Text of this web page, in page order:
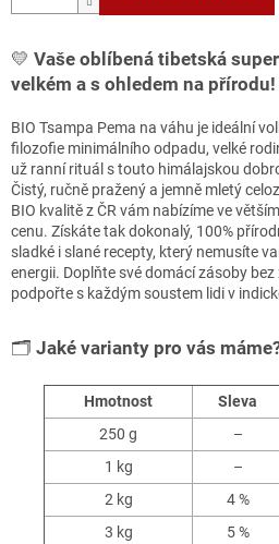
💛 Vaše oblíbená tibetská
velkém a s ohledem na přírodu!
BIO Tsampa Pema na váhu je ideální
filozofie minimálního odpadu, velké
už ranní rituál s touto himálajskou
Čistý, ručně pražený a jemně mletý
BIO kvalitě z ČR vám nabízíme ve
cenu. Získáte tak dokonalý, 100%
sladké i slané recepty, který nemusíte
energii. Doplňte své domácí zásoby
podpořte s každým soustem lidi v
🗂️ Jaké varianty pro vás
Hmotnost
Sleva
250 g
–
1 kg
–
2 kg
4 %
3 kg
5 %